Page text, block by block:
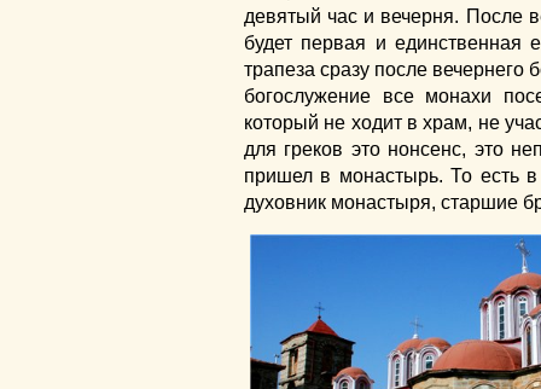
девятый час и вечерня. После
будет первая и единственная
трапеза сразу после
богослужение все монахи
который не ходит в храм, не
для греков это нонсенс, это
пришел в монастырь. То есть
духовник монастыря, старшие